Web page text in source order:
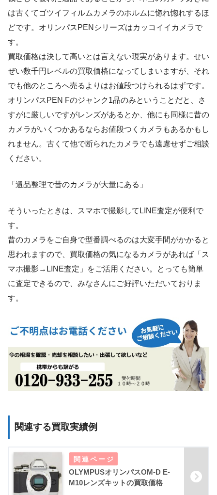
は古くてゴツイフィルムカメラのホルムに惚れ惚れするほ
どです。オリンパスPENシリーズはカッコイイカメラで
す。
買取価格は決して高いとは言えない現実があります。せい
ぜい数千円レベルの買取価格になってしまいますが、それ
でも他のところへ売るよりはお値段つけられるはずです。
オリンパスPEN Fのジャンク1品のみということだと、さ
すがに厳しいですがレンズがあるとか、他にも同様に昔の
カメラがいくつかあるならお値段つくカメラもあるかもし
れません。古くて他で断られたカメラでも遠慮せずご相談
ください。
「遺品整理で昔のカメラが大量にある」
そういったときは、スマホで撮影してLINE査定が便利で
す。
昔のカメラをご自身で型番調べるのは大変手間がかかると
思われますので、買取価格の気になるカメラがあれば「ス
マホ撮影→LINE査定」をご活用ください。とっても簡単
に査定できるので、みなさんにご好評いただいておりま
す。
関連する買取実績例
OLYMPUSオリンパスOM-D E-
M10レンズキットの買取価格